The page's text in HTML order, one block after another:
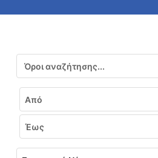
Αναζήτηση
Εύρος ημερομηνιών
Από
Έως